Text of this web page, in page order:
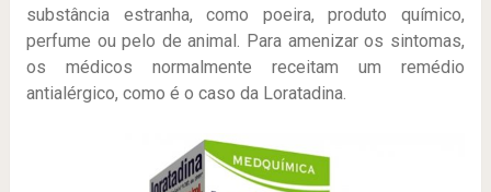
substância estranha, como poeira, produto químico,
perfume ou pelo de animal. Para amenizar os sintomas,
os médicos normalmente receitam um remédio
antialérgico, como é o caso da Loratadina.